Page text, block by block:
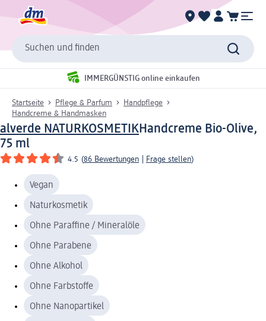
Suchen und finden
IMMERGÜNSTIG online einkaufen
Startseite Pflege & Parfum
Handpflege
Handcreme & Handmasken
alverde NATURKOSMETIKHandcreme Bio-Olive,
75 ml
4.5 (86 Bewertungen Frage stellen)
Vegan
Naturkosmetik
Ohne Paraffine / Mineralöle
Ohne Parabene
Ohne Alkohol
Ohne Farbstoffe
Ohne Nanopartikel